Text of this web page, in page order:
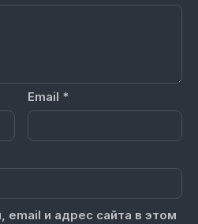
Email *
email и адрес сайта в этом